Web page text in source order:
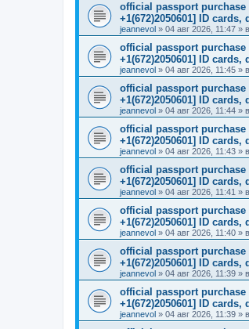
official passport purchase
+1(672)2050601] ID cards,
jeannevol » 04 авг 2026, 11:47 »
official passport purchase
+1(672)2050601] ID cards,
jeannevol » 04 авг 2026, 11:45 »
official passport purchase
+1(672)2050601] ID cards,
jeannevol » 04 авг 2026, 11:44 »
official passport purchase
+1(672)2050601] ID cards,
jeannevol » 04 авг 2026, 11:43 »
official passport purchase
+1(672)2050601] ID cards,
jeannevol » 04 авг 2026, 11:41 »
official passport purchase
+1(672)2050601] ID cards,
jeannevol » 04 авг 2026, 11:40 »
official passport purchase
+1(672)2050601] ID cards,
jeannevol » 04 авг 2026, 11:39 »
official passport purchase
+1(672)2050601] ID cards,
jeannevol » 04 авг 2026, 11:39 »